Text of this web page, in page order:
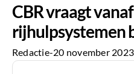
CBR vraagt
rijhulpsystemen
Redactie-20 november 2023